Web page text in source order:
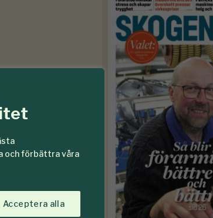
och förbättra våra
Acceptera alla